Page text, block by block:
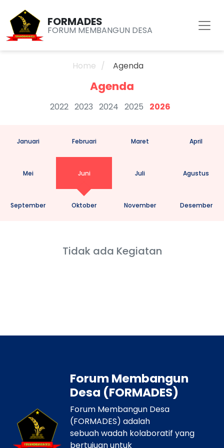
FORMADES
FORUM MEMBANGUN DESA
Home Agenda
Agenda
2022 2023 2024 2025 2026
Januari Februari Maret April
Mei Juni Juli Agustus
September Oktober November Desember
Tidak ada Kegiatan
Forum Membangun
Desa (FORMADES)
Forum Membangun Desa
(FORMADES) adalah
sebuah wadah kolaboratif yang
bertujuan untuk